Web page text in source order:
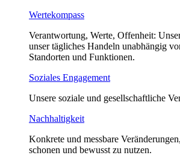
Wertekompass
Verantwortung, Werte, Offenheit:
unser tägliches Handeln unabhängig
Standorten und Funktionen.
Soziales Engagement
Unsere soziale und gesellschaftliche
Nachhaltigkeit
Konkrete und messbare
schonen und bewusst zu nutzen.